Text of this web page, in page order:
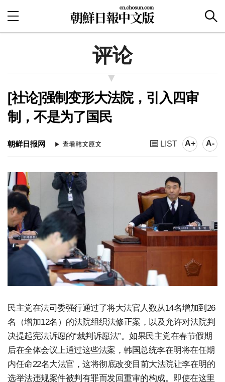
评论
[社论]强制变形大法院，引入四审
制，不是为了国民
朝鲜日报网 LIST A+ A-
民主党在法司委强行通过了将大法官人数从14名增加到26
名（增加12名）的法院组织法修正案，以及允许对法院判
决提起宪法诉愿的“裁判诉愿法”。如果民主党在春节假期
后在全体会议上通过这些法案，韩国总统李在明将在任期
内任命22名大法官，这将彻底改变目前大法院让李在明的
选举法违规案件被判有罪而发回重审的构成。即使在这里